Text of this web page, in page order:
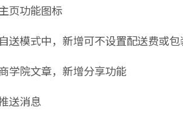
页功能图标
送模式中，新增可不设置配送费或包
学院文章，新增分享功能
送消息